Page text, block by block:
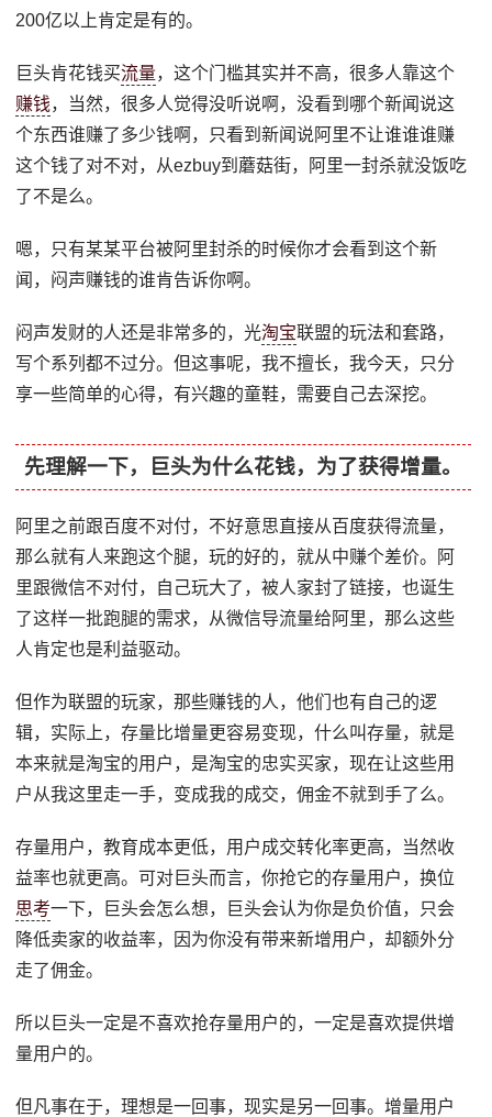
200亿以上肯定是有的。
巨头肯花钱买流量，这个门槛其实并不高，很多人靠这个
赚钱，当然，很多人觉得没听说啊，没看到哪个新闻说这
个东西谁赚了多少钱啊，只看到新闻说阿里不让谁谁谁赚
这个钱了对不对，从ezbuy到蘑菇街，阿里一封杀就没饭吃
了不是么。
嗯，只有某某平台被阿里封杀的时候你才会看到这个新
闻，闷声赚钱的谁肯告诉你啊。
闷声发财的人还是非常多的，光淘宝联盟的玩法和套路，
写个系列都不过分。但这事呢，我不擅长，我今天，只分
享一些简单的心得，有兴趣的童鞋，需要自己去深挖。
先理解一下，巨头为什么花钱，为了获得增量。
阿里之前跟百度不对付，不好意思直接从百度获得流量，
那么就有人来跑这个腿，玩的好的，就从中赚个差价。阿
里跟微信不对付，自己玩大了，被人家封了链接，也诞生
了这样一批跑腿的需求，从微信导流量给阿里，那么这些
人肯定也是利益驱动。
但作为联盟的玩家，那些赚钱的人，他们也有自己的逻
辑，实际上，存量比增量更容易变现，什么叫存量，就是
本来就是淘宝的用户，是淘宝的忠实买家，现在让这些用
户从我这里走一手，变成我的成交，佣金不就到手了么。
存量用户，教育成本更低，用户成交转化率更高，当然收
益率也就更高。可对巨头而言，你抢它的存量用户，换位
思考一下，巨头会怎么想，巨头会认为你是负价值，只会
降低卖家的收益率，因为你没有带来新增用户，却额外分
走了佣金。
所以巨头一定是不喜欢抢存量用户的，一定是喜欢提供增
量用户的。
但凡事在于，理想是一回事，现实是另一回事。增量用户